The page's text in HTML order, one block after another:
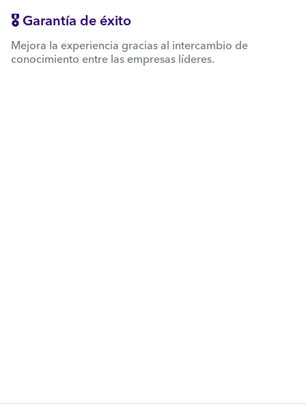
🎖 Garantía de éxito
Mejora la experiencia gracias al intercambio de
conocimiento entre las empresas líderes.